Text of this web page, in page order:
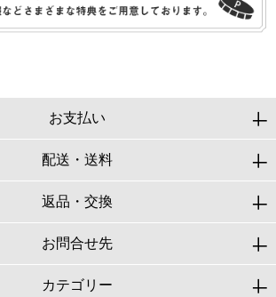
お支払い
配送・送料
返品・交換
お問合せ先
カテゴリー